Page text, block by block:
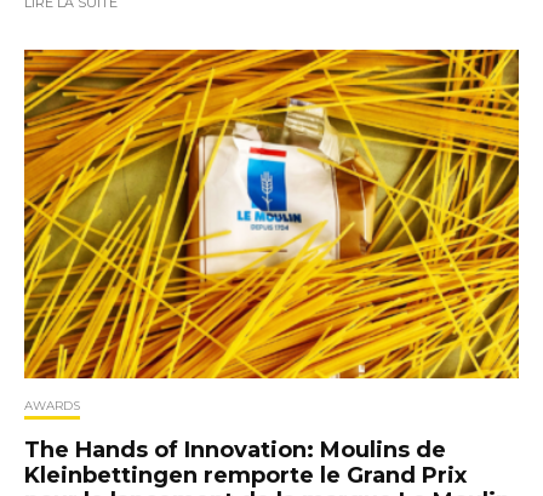
AWARDS
The Hands of Innovation: Moulins de
Kleinbettingen remporte le Grand Prix